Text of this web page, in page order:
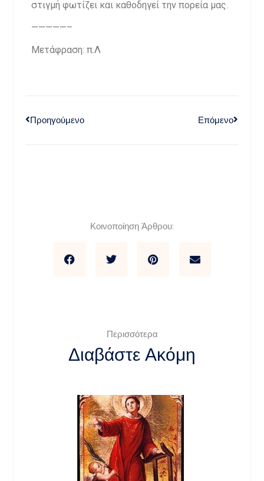
στιγμή φωτίζει και καθοδηγεί την πορεία μας.
—————–
Μετάφραση: π.Λ
Προηγούμενο Επόμενο
Κοινοποίηση Άρθρου:
Περισσότερα
Διαβάστε Ακόμη